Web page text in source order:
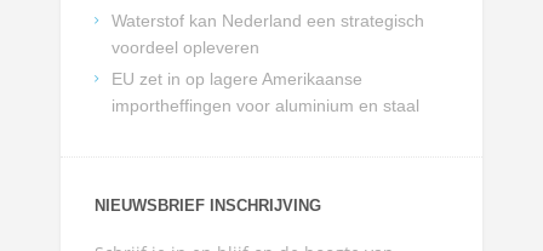
Waterstof kan Nederland een strategisch
voordeel opleveren
EU zet in op lagere Amerikaanse
importheffingen voor aluminium en staal
NIEUWSBRIEF INSCHRIJVING